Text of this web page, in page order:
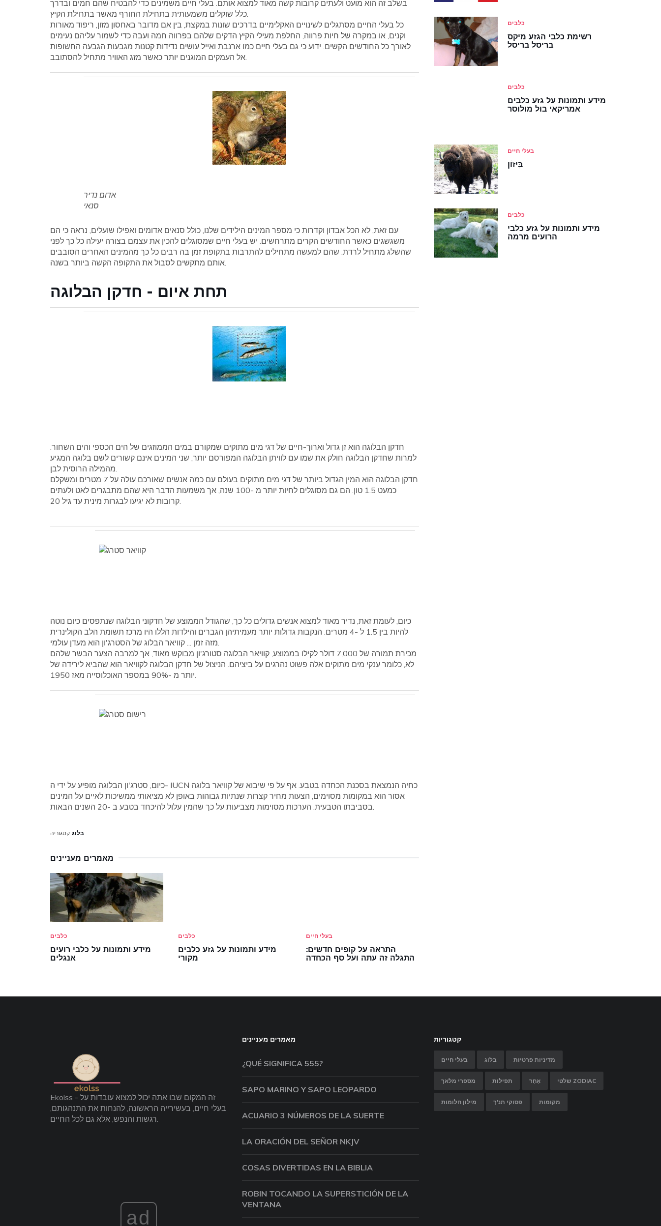
בשלב זה הוא מועט ולעתים קרובות קשה מאוד למצוא אותם. בעלי חיים משמינים כדי להבטיח שהם חמים ובדרך
כלל שוקלים משמעותית בתחילת החורף מאשר בתחילת הקיץ.
כל בעלי החיים מסתגלים לשינויים האקלימיים בדרכים שונות במקצת, בין אם מדובר באחסון מזון, ריפוד מאורות
וקנים, או במקרה של חיות פרווה, החלפת מעילי הקיץ הדקים שלהם בפרווה חמה ועבה כדי לשמור עליהם נעימים
לאורך כל החודשים הקשים. ידוע כי גם בעלי חיים כמו ארנבת ואייל עושים נדידות קטנות מגבעות הגבעה החשופות
אל העמקים המוגנים יותר כאשר מזג האוויר מתחיל להסתובב.
אדום נדיר
סנאי
עם זאת, לא הכל אבדון וקדרות כי מספר המינים הילידים שלנו, כולל סנאים אדומים ואפילו שועלים, נראה כי הם
משגשגים כאשר החודשים הקרים מתרחשים. יש בעלי חיים שמסוגלים להכין את עצמם בצורה יעילה כל כך לפני
שהשלג מתחיל לרדת. שהם למעשה מתחילים להתרבות בתקופת זמן בה רבים כל כך מהמינים האחרים הסובבים
אותם מתקשים לסבול את התקופה הקשה ביותר בשנה.
תחת איום - חדקן הבלוגה
חדקן הבלוגה הוא זן גדול וארוך-חיים של דגי מים מתוקים שמקורם במים הממוזגים של הים הכספי והים השחור.
למרות שחדקן הבלוגה חולק את שמו עם לוויתן הבלוגה המפורסם יותר, שני המינים אינם קשורים לשם בלוגה המגיע
מהמילה הרוסית לבן.
חדקן הבלוגה הוא המין הגדול ביותר של דגי מים מתוקים בעולם עם כמה אנשים שאורכם עולה על 7 מטרים ומשקלם
כמעט 1.5 טון. הם גם מסוגלים לחיות יותר מ -100 שנה, אך משמעות הדבר היא שהם מתבגרים לאט ולעתים
קרובות לא יגיעו לבגרות מינית עד גיל 20.
כיום, לעומת זאת, נדיר מאוד למצוא אנשים גדולים כל כך, שהגודל הממוצע של חדקוני הבלוגה שנתפסים כיום נוטה
להיות בין 1.5 ל -4 מטרים. הנקבות גדולות יותר מעמיתיהן הגברים והילדות הללו היו מרכז תשומת הלב הקולינרית
מזה זמן ... קוויאר הבלוג של הסטרג'ון הוא מעדן עולמי.
מכירת תמורה של 7,000 דולר לקילו בממוצע, קוויאר הבלוגה סטורג'ון מבוקש מאוד, אך למרבה הצער הבשר שלהם
לא, כלומר ענקי מים מתוקים אלה פשוט נהרגים על ביציהם. הניצול של חדקן הבלוגה לקוויאר הוא שהביא לירידה של
יותר מ -90% במספר האוכלוסייה מאז 1950.
כיום, סטרג'ון הבלוגה מופיע על ידי ה- IUCN כחיה הנמצאת בסכנת הכחדה בטבע. אף על פי שיבוא של קוויאר בלוגה
אסור הוא במקומות מסוימים, הצעות מחיר קצרות שנתיות גבוהות באופן לא מציאותי ממשיכות לאיים על המינים
בסביבתו הטבעית. הערכות מסוימות מצביעות על כך שהמין עלול להיכחד בטבע ב -20 השנים הבאות.
קטגוריה בלוג
מאמרים מעניינים
כלבים
מידע ותמונות על כלבי רועים
אנגלים
כלבים
מידע ותמונות על גזע כלבים
מקורי
בעלי חיים
התראה על קופים חדשים:
התגלה זה עתה ועל סף הכחדה
כלבים
רשימת כלבי הגזע מיקס
בריסל בריסל
כלבים
מידע ותמונות על גזע כלבים
אמריקאי בול מולוסר
בעלי חיים
בִּיזוֹן
כלבים
מידע ותמונות על גזע כלבי
הרועים מרמה
Ekolss - זה המקום שבו אתה יכול למצוא עובדות על
בעלי חיים, בעשירייה הראשונה, להנחות את התנהגותם,
רגשות והנפש, אלא גם לכל החיים.
ad
מאמרים מעניינים
¿QUÉ SIGNIFICA 555?
SAPO MARINO Y SAPO LEOPARDO
ACUARIO 3 NÚMEROS DE LA SUERTE
LA ORACIÓN DEL SEÑOR NKJV
COSAS DIVERTIDAS EN LA BIBLIA
ROBIN TOCANDO LA SUPERSTICIÓN DE LA
VENTANA
קטגוריות
בעלי חיים בלוג מדיניות פרטיות
מספרי מלאך תפילות אַחֵר שלטי ZODIAC
מילון חלומות פסוקי תנ'ך מקומות